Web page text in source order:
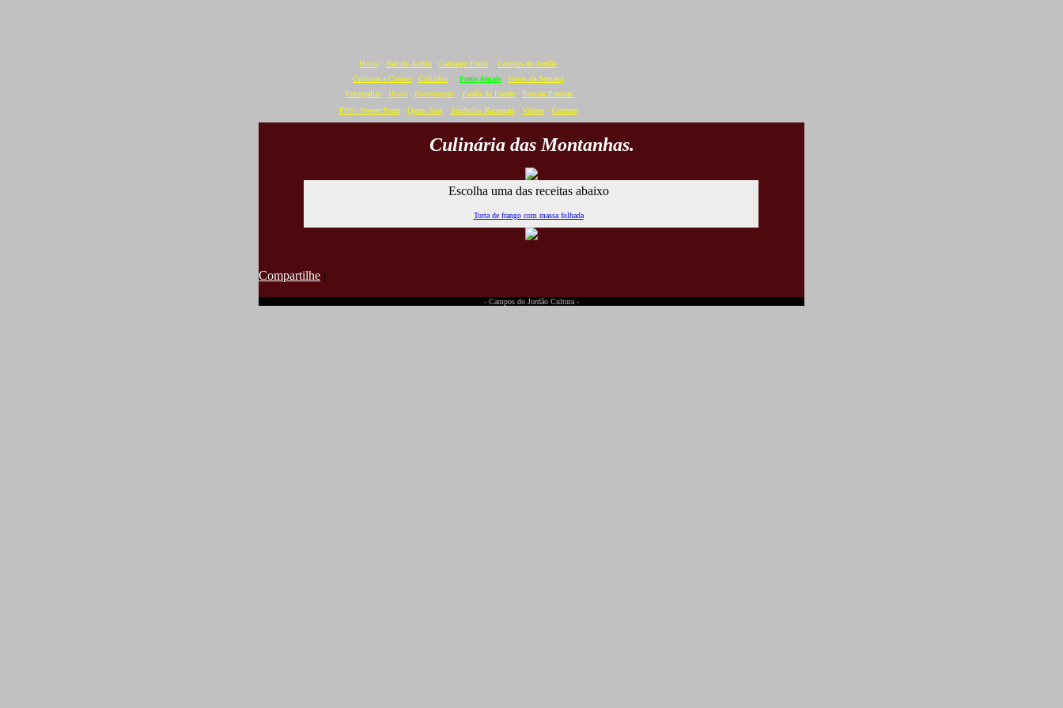
Home · Baú do Jordão · Camargo Freire · Campos do Jordão
Crônicas e Contos · Culinária · Fotos Atuais · Fotos da Semana
Fotografias · Hinos · Homenagens · Papéis de Parede · Poesias/Poemas
PPS - Power Point· Quem Sou· Símbolos Nacionais· Vídeos · Contato
Culinária das Montanhas.
Escolha uma das receitas abaixo
Torta de frango com massa folhada
Compartilhe |
- Campos do Jordão Cultura -